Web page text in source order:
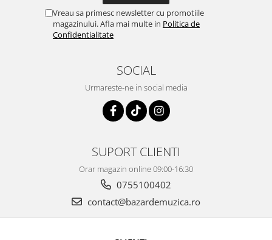
Vreau sa primesc newsletter cu promotiile
magazinului. Afla mai multe in Politica de
Confidentialitate
SOCIAL
Urmareste-ne in social media
SUPORT CLIENTI
Orar magazin online 09:00-16:30
0755100402
contact@bazardemuzica.ro